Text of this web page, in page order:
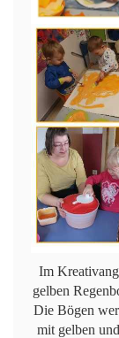
Im
gelben
Die Bögen
mit gelben